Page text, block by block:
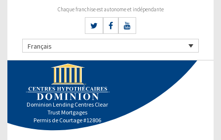
Chaque franchise est autonome et indépendante
Français
Dominion Lending Centres Clear
Trust Mortgages
Permis de Courtage #12806